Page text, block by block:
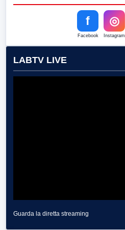
f
Facebook
◎
Instagram
LABTV LIVE
Guarda la diretta streaming